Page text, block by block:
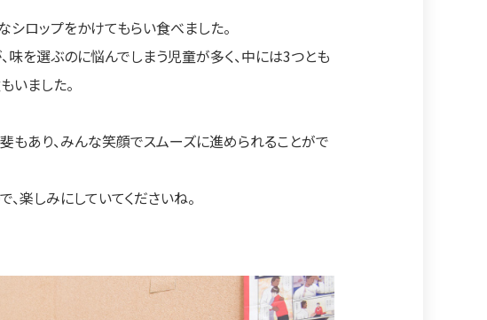
シロップをかけてもらい食べました。
味を選ぶのに悩んでしまう児童が多く、中には3つとも
いました。
もあり、みんな笑顔でスムーズに進められることがで
楽しみにしていてくださいね。